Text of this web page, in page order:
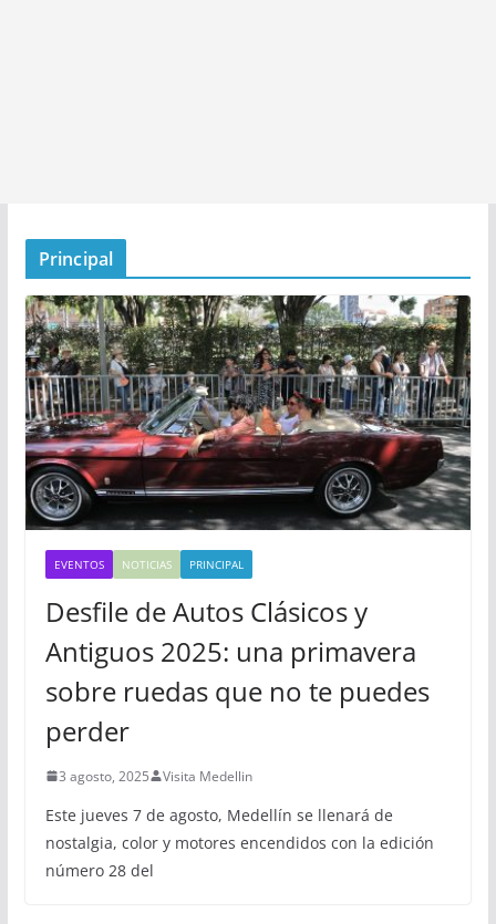
Principal
EVENTOS NOTICIAS PRINCIPAL
Desfile de Autos Clásicos y
Antiguos 2025: una primavera
sobre ruedas que no te puedes
perder
3 agosto, 2025 Visita Medellin
Este jueves 7 de agosto, Medellín se llenará de
nostalgia, color y motores encendidos con la edición
número 28 del